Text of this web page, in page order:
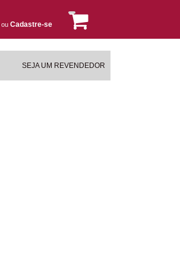
ou Cadastre-se
SEJA UM REVENDEDOR